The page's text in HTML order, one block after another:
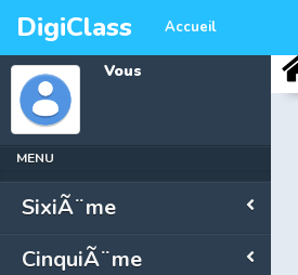
DigiClass Accueil
Vous
MENU
SixiÃ¨me
CinquiÃ¨me